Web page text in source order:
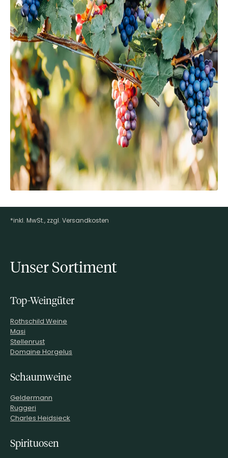
Footer-Menü
*inkl. MwSt., zzgl. Versandkosten
Unser Sortiment
Top-Weingüter
Rothschild Weine
Masi
Stellenrust
Domaine Horgelus
Schaumweine
Geldermann
Ruggeri
Charles Heidsieck
Spirituosen